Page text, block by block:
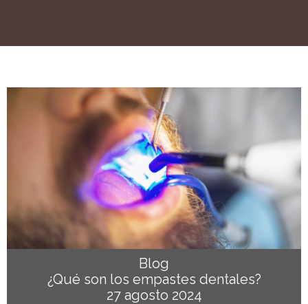
Blog
¿Qué son los empastes dentales?
27 agosto 2024